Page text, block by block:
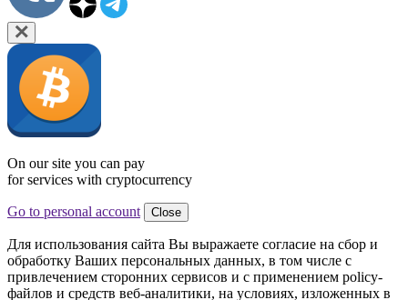
On our site you can pay
for services with cryptocurrency
Go to personal account Close
Для использования сайта Вы выражаете согласие на сбор и
обработку Ваших персональных данных, в том числе с
привлечением сторонних сервисов и с применением policy-
файлов и средств веб-аналитики, на условиях, изложенных в